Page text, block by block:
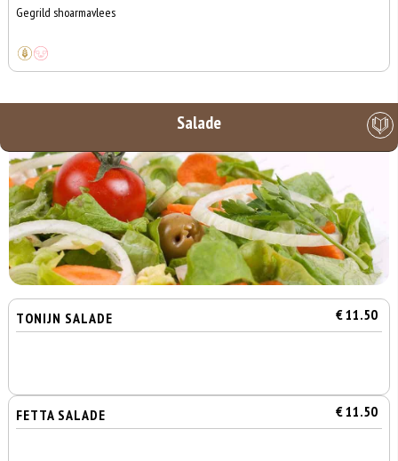
Gegrild shoarmavlees
Salade
TONIJN SALADE € 11.50
FETTA SALADE € 11.50